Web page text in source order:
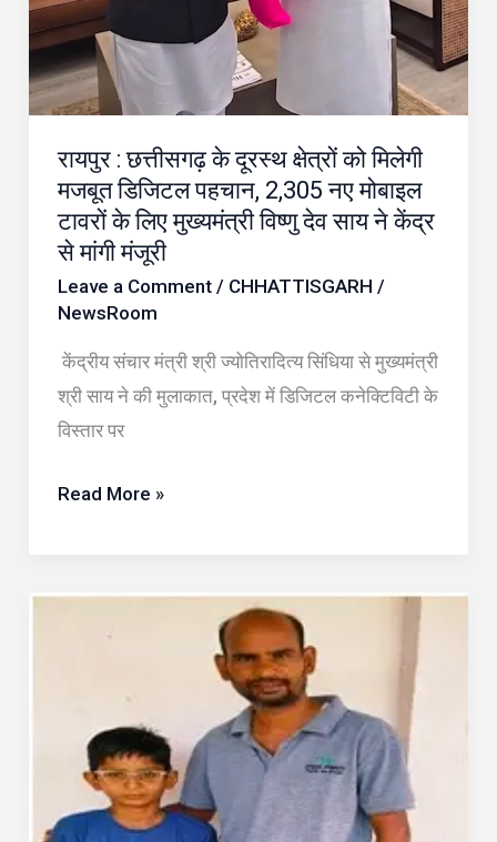
रायपुर : छत्तीसगढ़ के दूरस्थ क्षेत्रों को मिलेगी
मजबूत डिजिटल पहचान, 2,305 नए मोबाइल
टावरों के लिए मुख्यमंत्री विष्णु देव साय ने केंद्र
से मांगी मंजूरी
Leave a Comment / CHHATTISGARH /
NewsRoom
केंद्रीय संचार मंत्री श्री ज्योतिरादित्य सिंधिया से मुख्यमंत्री
श्री साय ने की मुलाकात, प्रदेश में डिजिटल कनेक्टिविटी के
विस्तार पर
पहचान,
2,305
नए
टावरों
के
लिए
मुख्यमंत्री
विष्णु
देव
साय
ने
से
Read More »
का